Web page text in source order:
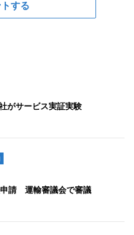
する
がサービス実証実験
請 運輸審議会で審議